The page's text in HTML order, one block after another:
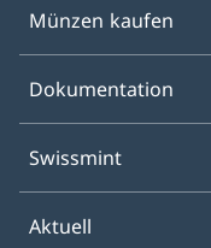
Münzen kaufen
Dokumentation
Swissmint
Aktuell